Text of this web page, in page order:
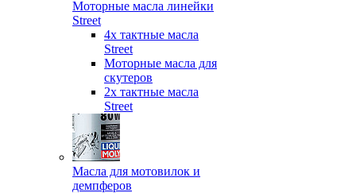
Моторные масла линейки
Street
4х тактные масла
Street
Моторные масла для
скутеров
2х тактные масла
Street
Масла для мотовилок и
демпферов